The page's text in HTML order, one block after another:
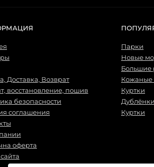
Доставка, Возврат
восстановление, пошив
безопасности
соглашения
оферта
Парки
Новые
Большие
Кожаные
Куртки
Дублёнки
Куртки